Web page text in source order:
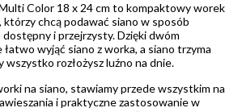
Color 18 x 24 cm to kompaktowy worek
którzy chcą podawać siano w sposób
i przejrzysty. Dzięki dwóm
wyjąć siano z worka, a siano trzyma
wszystko rozłożysz luźno na dnie.
na siano, stawiamy przede wszystkim na
i praktyczne zastosowanie w